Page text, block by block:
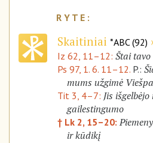
Skaitiniai *ABC (92)
Iz 62, 11–12: Štai
Ps 97, 1. 6. 11–12. P.:
mums užgimė
Tit 3, 4–7: Jis
gailestingumo
† Lk 2, 15–20:
ir kūdikį